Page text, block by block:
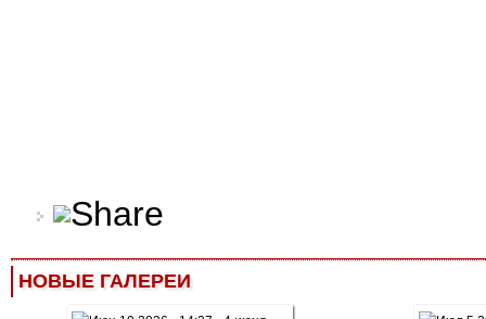
НОВЫЕ ГАЛЕРЕИ